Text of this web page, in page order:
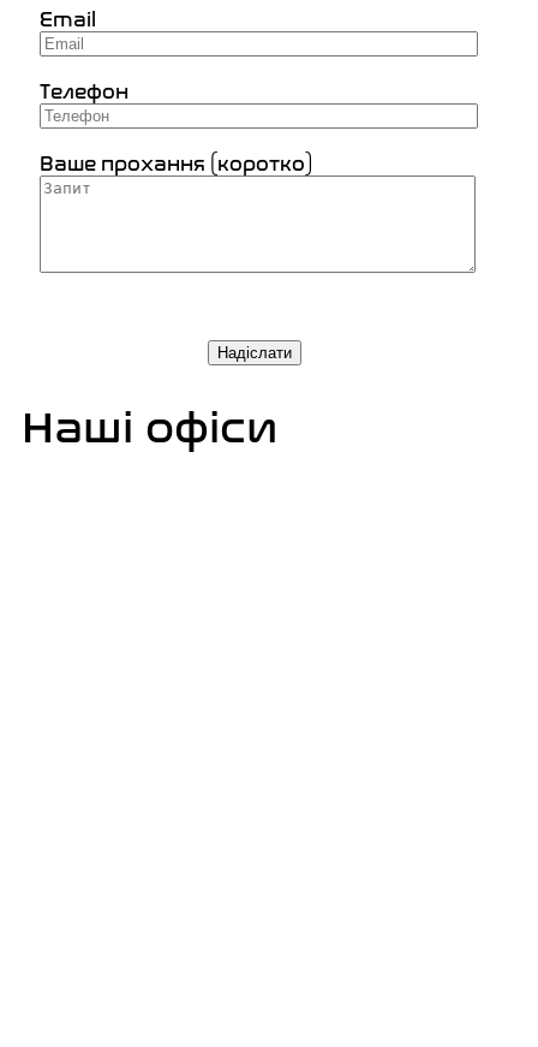
Email
Телефон
Ваше прохання (коротко)
Наші офіси